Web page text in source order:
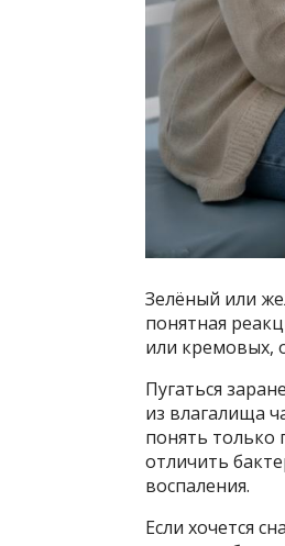
Зелёный или
понятная
или кремовых,
Пугаться
из влагалища
понять только
отличить
воспаления.
Если хочется